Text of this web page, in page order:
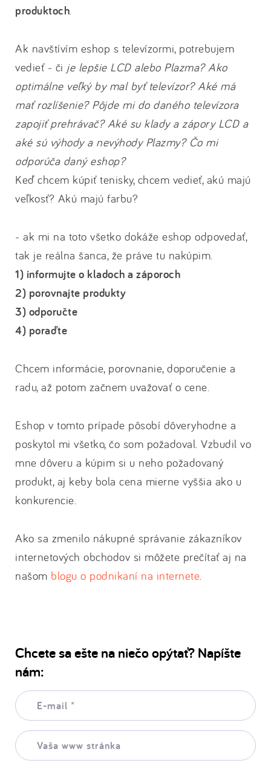
produktoch.
Ak navštívím eshop s televízormi, potrebujem
vedieť - či je lepšie LCD alebo Plazma? Ako
optimálne veľký by mal byť televízor? Aké má
mať rozlíšenie? Pôjde mi do daného televízora
zapojiť prehrávač? Aké su klady a zápory LCD a
aké sú výhody a nevýhody Plazmy? Čo mi
odporúča daný eshop?
Keď chcem kúpiť tenisky, chcem vedieť, akú majú
veľkosť? Akú majú farbu?
- ak mi na toto všetko dokáže eshop odpovedať,
tak je reálna šanca, že práve tu nakúpim.
1) informujte o kladoch a záporoch
2) porovnajte produkty
3) odporučte
4) poraďte
Chcem informácie, porovnanie, doporučenie a
radu, až potom začnem uvažovať o cene.
Eshop v tomto prípade pôsobí dôveryhodne a
poskytol mi všetko, čo som požadoval. Vzbudil vo
mne dôveru a kúpim si u neho požadovaný
produkt, aj keby bola cena mierne vyššia ako u
konkurencie.
Ako sa zmenilo nákupné správanie zákazníkov
internetových obchodov si môžete prečítať aj na
našom blogu o podnikaní na internete.
Chcete sa ešte na niečo opýtať? Napíšte
nám:
E-
mail:
Vaša
www
stránka: